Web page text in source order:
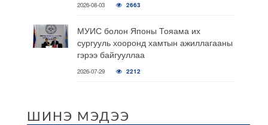
2026-08-03 2663
МУИС болон Японы Тояама их
сургууль хооронд хамтын ажиллагааны
гэрээ байгууллаа
2026-07-29 2212
ШИНЭ МЭДЭЭ